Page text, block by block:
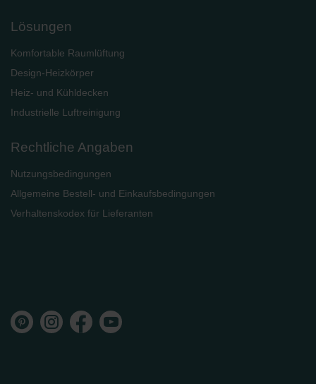
Lösungen
Komfortable Raumlüftung
Design-Heizkörper
Heiz- und Kühldecken
Industrielle Luftreinigung
Rechtliche Angaben
Nutzungsbedingungen
Allgemeine Bestell- und Einkaufsbedingungen
Verhaltenskodex für Lieferanten